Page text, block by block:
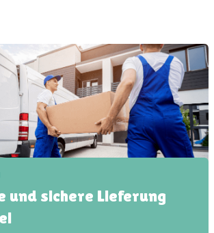
und sichere Lieferung